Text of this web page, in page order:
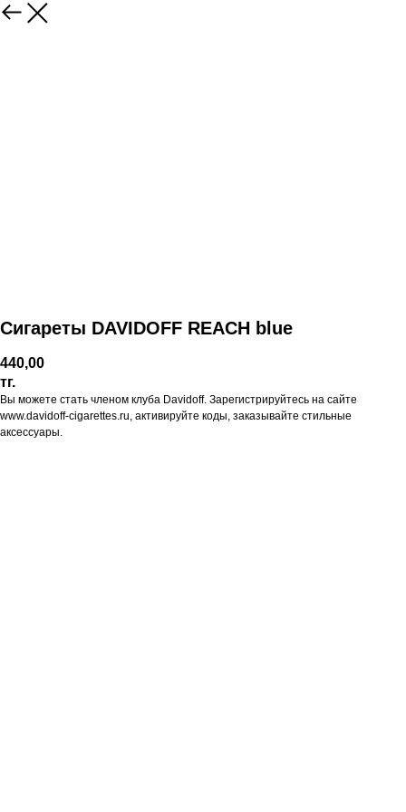
Сигареты DAVIDOFF REACH blue
440,00
тг.
Вы можете стать членом клуба Davidoff. Зарегистрируйтесь на сайте
www.davidoff-cigarettes.ru, активируйте коды, заказывайте стильные
аксессуары.